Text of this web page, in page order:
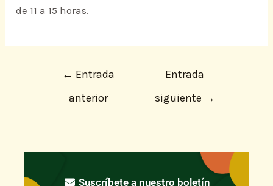
de 11 a 15 horas.
← Entrada
anterior
Entrada
siguiente →
Suscríbete a nuestro boletín